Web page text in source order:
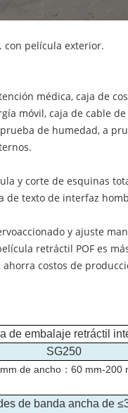
con película exterior.
médica, caja de
móvil, caja de cable
de humedad, a
y corte de esquinas
de texto de interfaz
y ajuste
retráctil POF es
costos de
de embalaje retráctil
SG250
de ancho： 60 mm-200
de banda ancha de